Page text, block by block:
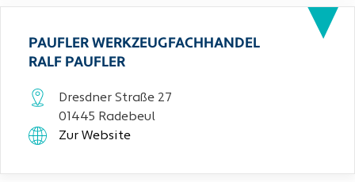
PAUFLER WERKZEUGFACHHANDEL
RALF PAUFLER
Dresdner Straße 27
01445 Radebeul
Zur Website